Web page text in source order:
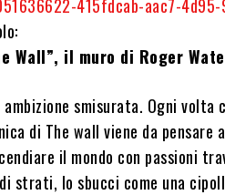
Wall”, il muro di Roger
ambizione smisurata. Ogni
di The wall viene da pensare
il mondo con passioni
strati, lo sbucci come una